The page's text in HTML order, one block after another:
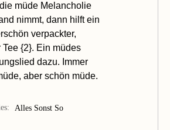
müde Melancholie
nimmt, dann hilft ein
verpackter,
Tee {2}. Ein müdes
dazu. Immer
aber schön müde.
Alles Sonst So